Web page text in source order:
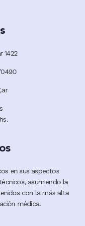
1422
0490
en sus aspectos
asumiendo la
con la más alta
médica.